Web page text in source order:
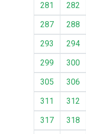
281
282
287
288
293
294
299
300
305
306
311
312
317
318